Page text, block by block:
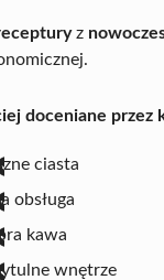
z
doceniane przez
ciasta
obsługa
kawa
wnętrze